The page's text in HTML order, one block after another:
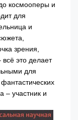
космооперы и
для
и
зрения,
это делает
для
– участник и